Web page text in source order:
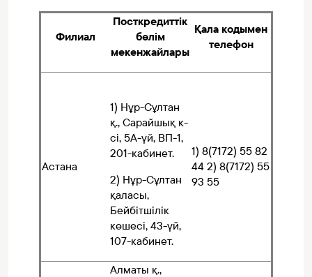
Филиал
Посткредиттік
бөлім
мекенжайлары
Қала кодымен
телефон
Астана
1) Нұр-Сұлтан
қ., Сарайшық к-
сі, 5А-үй, ВП-1,
201-кабинет.
2) Нұр-Сұлтан
қаласы,
Бейбітшілік
көшесі, 43-үй,
107-кабинет.
1) 8(7172) 55 82
44 2) 8(7172) 55
93 55
Алматы қ.,